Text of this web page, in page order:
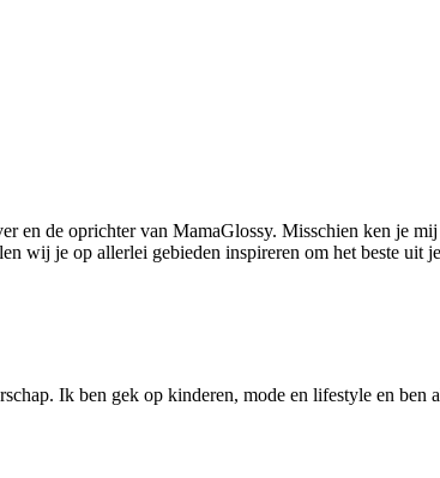
en de oprichter van MamaGlossy. Misschien ken je
wij je op allerlei gebieden inspireren om het beste uit
Ik ben gek op kinderen, mode en lifestyle en